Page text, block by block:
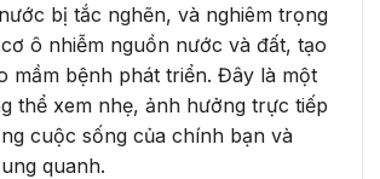
bị tắc nghẽn, và nghiêm trọng
ô nhiễm nguồn nước và đất, tạo
mầm bệnh phát triển. Đây là một
thể xem nhẹ, ảnh hưởng trực tiếp
cuộc sống của chính bạn và
quanh.